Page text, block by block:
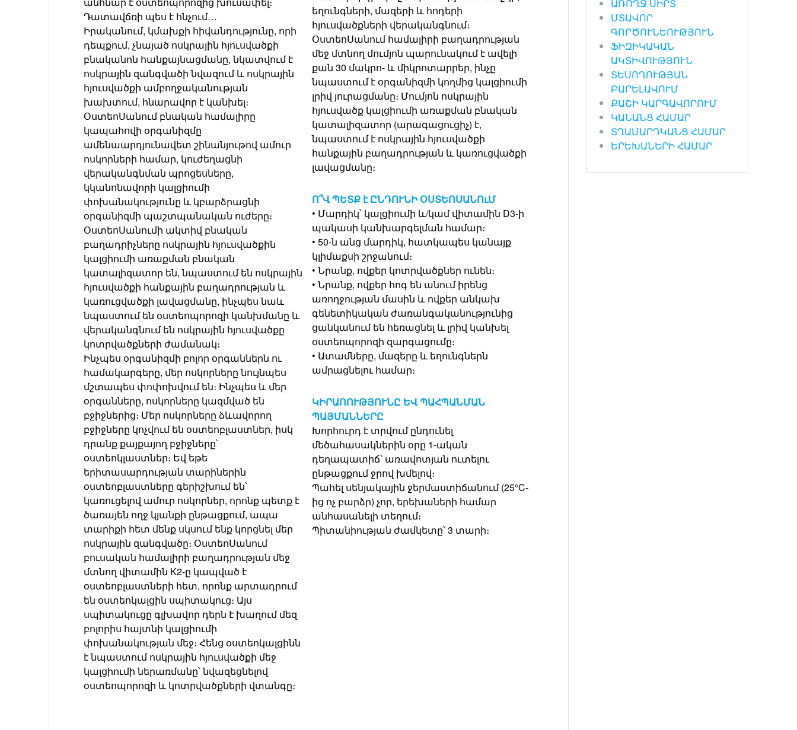
Դատավճռի պես է հնչում…
Իրականում, կմախքի հիվանդությունը, որի
դեպքում, չնայած ոսկրային հյուսվածքի
բնականոն հանքայնացմանը, նկատվում է
ոսկրային զանգվածի նվազում և ոսկրային
հյուսվածքի ամբողջականության
խախտում, հնարավոր է կանխել։
ՕստեոՍանում բնական համալիրը
կապահովի օրգանիզմը
ամենաարդյունավետ շինանյութով ամուր
ոսկորների համար, կուժեղացնի
վերականգնման պրոցեսները,
կկանոնավորի կալցիումի
փոխանակությունը և կբարձրացնի
օրգանիզմի պաշտպանական ուժերը։
ՕստեոՍանումի ակտիվ բնական
բաղադրիչները ոսկրային հյուսվածքին
կալցիումի առաքման բնական
կատալիզատոր են, նպաստում են ոսկրային
հյուսվածքի հանքային բաղադրության և
կառուցվածքի լավացմանը, ինչպես նաև
նպաստում են օստեոպորոզի կանխմանը և
վերականգնում են ոսկրային հյուսվածքը
կոտրվածքների ժամանակ։
Ինչպես օրգանիզմի բոլոր օրգաններն ու
համակարգերը, մեր ոսկորները նույնպես
մշտապես փոփոխվում են։ Ինչպես և մեր
օրգանները, ոսկորները կազմված են
բջիջներից։ Մեր ոսկորները ձևավորող
բջիջները կոչվում են օստեոբլաստներ, իսկ
դրանք քայքայող բջիջները՝
օստեոկլաստներ։ Եվ եթե
երիտասարդության տարիներին
օստեոբլաստները գերիշխում են՝
կառուցելով ամուր ոսկորներ, որոնք պետք է
ծառայեն ողջ կյանքի ընթացքում, ապա
տարիքի հետ մենք սկսում ենք կորցնել մեր
ոսկրային զանգվածը։ ՕստեոՍանում
բուսական համալիրի բաղադրության մեջ
մտնող վիտամին K2-ը կապված է
օստեոբլաստների հետ, որոնք արտադրում
են օստեոկալցին սպիտակուց։ Այս
սպիտակուցը գլխավոր դերն է խաղում մեզ
բոլորիս հայտնի կալցիումի
փոխանակության մեջ։ Հենց օստեոկալցինն
է նպաստում ոսկրային հյուսվածքի մեջ
կալցիումի ներառմանը՝ նվազեցնելով
օստեոպորոզի և կոտրվածքների վտանգը։
եղունգների, մազերի և հոդերի
հյուսվածքների վերականգնում։
ՕստեոՍանում համալիրի բաղադրության
մեջ մտնող մումյոն պարունակում է ավելի
քան 30 մակրո- և միկրոտարրեր, ինչը
նպաստում է օրգանիզմի կողմից կալցիումի
լրիվ յուրացմանը։ Մումյոն ոսկրային
հյուսվածք կալցիումի առաքման բնական
կատալիզատոր (արագացուցիչ) է,
նպաստում է ոսկրային հյուսվածքի
հանքային բաղադրության և կառուցվածքի
լավացմանը։
Ո՞Վ ՊԵՏՔ է ԸՆԴՈՒՆԻ ՕՍՏԵՈՍԱՆՈւՄ
• Մարդիկ՝ կալցիումի և/կամ վիտամին D3-ի
պակասի կանխարգելման համար։
• 50-ն անց մարդիկ, հատկապես կանայք
կլիմաքսի շրջանում։
• Նրանք, ովքեր կոտրվածքներ ունեն։
• Նրանք, ովքեր հոգ են անում իրենց
առողջության մասին և ովքեր անկախ
գենետիկական ժառանգականությունից
ցանկանում են հեռացնել և լրիվ կանխել
օստեոպորոզի զարգացումը։
• Ատամները, մազերը և եղունգներն
ամրացնելու համար։
ԿԻՐԱՈՈՒԹՅՈՒՆԸ ԵՎ ՊԱՀՊԱՆՄԱՆ
ՊԱՅՄԱՆՆԵՐԸ
Խորհուրդ է տրվում ընդունել
մեծահասակներին օրը 1-ական
դեղապատիճ՝ առավոտյան ուտելու
ընթացքում ջրով խմելով։
Պահել սենյակային ջերմաստիճանում (25°C-
ից ոչ բարձր) չոր, երեխաների համար
անհասանելի տեղում։
Պիտանիության ժամկետը՝ 3 տարի։
ԱՌՈՂՋ ՍԻՐՏ
ՄՏԱՎՈՐ
ԳՈՐԾՈՒՆԵՈՒԹՅՈՒՆ
ՖԻԶԻԿԱԿԱՆ
ԱԿՏԻՎՈՒԹՅՈՒՆ
ՏԵՍՈՂՈՒԹՅԱՆ
ԲԱՐԵԼԱՎՈՒՄ
ՔԱՇԻ ԿԱՐԳԱՎՈՐՈՒՄ
ԿԱՆԱՆՑ ՀԱՄԱՐ
ՏՂԱՄԱՐԴԿԱՆՑ ՀԱՄԱՐ
ԵՐԵԽԱՆԵՐԻ ՀԱՄԱՐ